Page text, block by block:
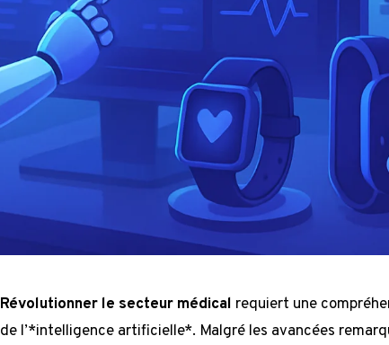
Révolutionner le secteur médical requiert une
de l’*intelligence artificielle*. Malgré les avancées